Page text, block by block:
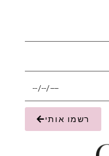
רשמו אותי